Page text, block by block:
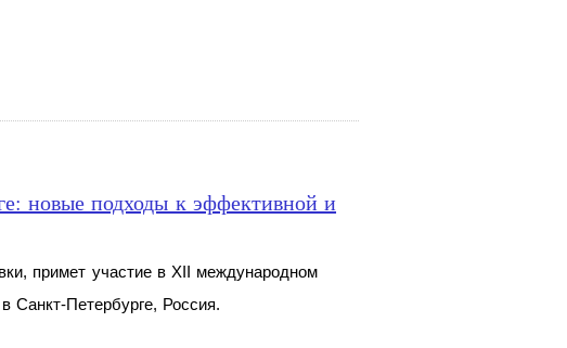
новые подходы к эффективной и
примет участие в XII международном
Санкт-Петербурге, Россия.